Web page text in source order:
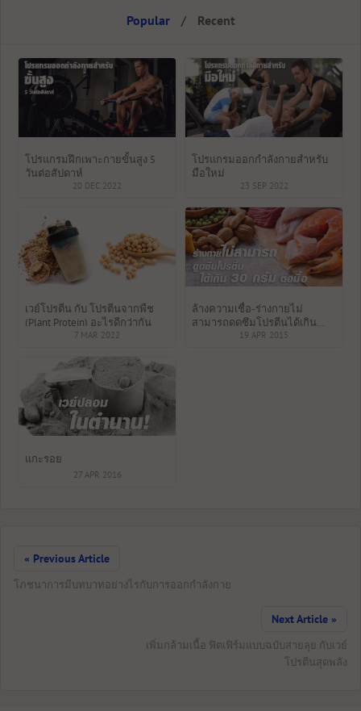
Popular / Recent
โปรแกรมฝึกเพาะกายขั้นสูง 5
วันต่อสัปดาห์
20 DEC 2022
โปรแกรมออกกำลังกายสำหรับ
มือใหม่
23 SEP 2022
เวย์โปรตีน กับ โปรตีนจากพืช
(Plant Protein) อะไรดีกว่ากัน
7 MAR 2022
ล้างความเชื่อ-ร่างกายไม่
สามารถดูดซึมโปรตีนได้เกิน
30กรัมต่อมื้อ19 APR 2015
แกะรอย
27 APR 2016
« Previous Article
โภชนาการมีบทบาทอย่างไรกับการออกกำลังกาย
Next Article »
เพิ่มกล้ามเนื้อ ฟิตเฟิร์มแบบฉบับสายลุย กับเวย์
โปรตีนสุดพลัง